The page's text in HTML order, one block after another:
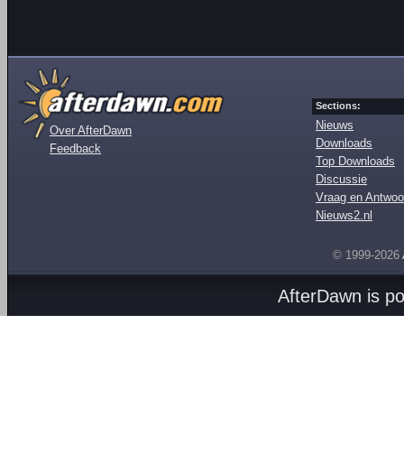
Over AfterDawn
Feedback
Sections:
Nieuws
Downloads
Top Downloads
Discussie
Vraag en
Nieuws2.nl
© 1999-2026
AfterDawn is